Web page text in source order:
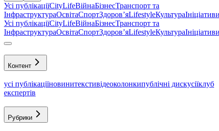
Усі публікаціїCityLifeВійнаБізнесТранспорт та
ІнфраструктураОсвітаСпортЗдоровʼяLifestyleКультура
Усі публікаціїCityLifeВійнаБізнесТранспорт та
ІнфраструктураОсвітаСпортЗдоровʼяLifestyleКультура
Контент
усі публікаціїновинитекстивідеоколонкипублічні дискусіїклуб
експертів
Рубрики